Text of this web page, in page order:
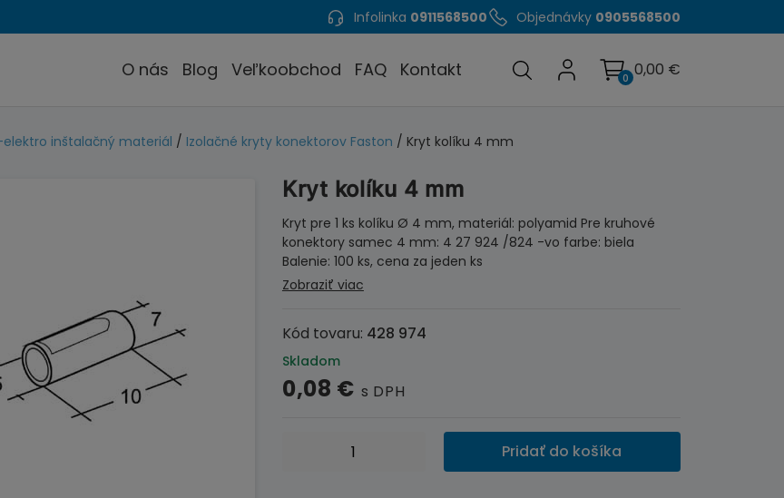
Infolinka 0911568500 Objednávky 0905568500
O nás Blog Veľkoobchod FAQ Kontakt 0 0,00 €
inštalačný materiál / Izolačné kryty konektorov Faston / Kryt kolíku 4 mm
Kryt kolíku 4 mm
Kryt pre 1 ks kolíku Ø 4 mm, materiál: polyamid Pre kruhové
konektory samec 4 mm: 4 27 924 /824 -vo farbe: biela
Balenie: 100 ks, cena za jeden ks
Zobraziť viac
Kód tovaru: 428 974
Skladom
0,08 € s DPH
množstvo
Pridať do košíka